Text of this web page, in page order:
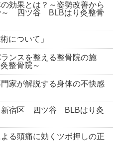
効果とは？～姿勢改善から
～ 四ツ谷 BLBはり灸整骨
について」
ンスを整える整骨院の施
整骨院～
家が解説する身体の不快感
宿区 四ツ谷 BLBはり灸
る頭痛に効くツボ押しの正